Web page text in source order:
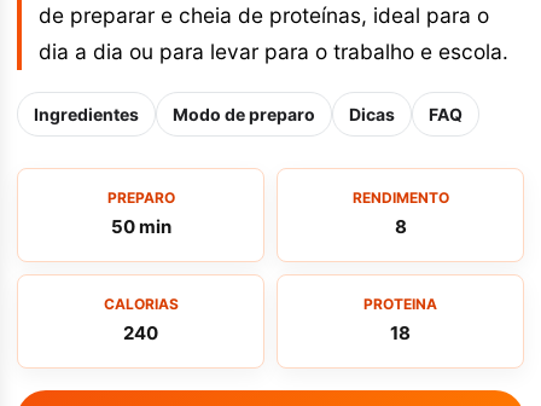
de preparar e cheia de proteínas, ideal para o
dia a dia ou para levar para o trabalho e escola.
Ingredientes Modo de preparo Dicas FAQ
PREPARO
50 min
RENDIMENTO
8
CALORIAS
240
PROTEINA
18